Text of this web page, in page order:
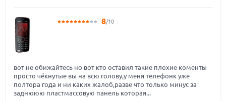
8/10
вот не обижайтесь но вот кто оставил такие плохие коменты
просто чёкнутые вы на всю голову,у меня телефонк уже
полтора года и ни каких жалоб,разве что только минус за
заднююю пластмассовую панель которая...